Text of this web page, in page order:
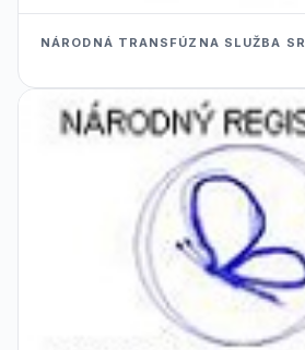
NÁRODNÁ TRANSFÚZNA SLUŽBA SR